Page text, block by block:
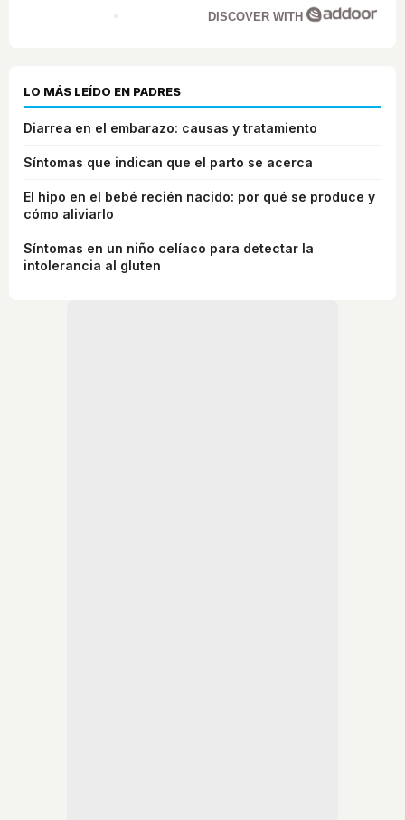
DISCOVER WITH
LO MÁS LEÍDO EN PADRES
Diarrea en el embarazo: causas y tratamiento
Síntomas que indican que el parto se acerca
El hipo en el bebé recién nacido: por qué se produce y
cómo aliviarlo
Síntomas en un niño celíaco para detectar la
intolerancia al gluten